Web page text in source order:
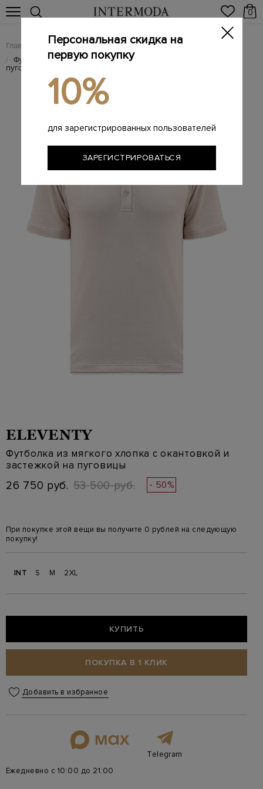
0
Главная Мужчинам / Одежда / Футболки
/ Футболка из мягкого хлопка с окантовкой и застежкой на
пуговицы
ELEVENTY
Футболка из мягкого хлопка с окантовкой и
застежкой на пуговицы
26 750 руб. 53 500 руб. - 50%
При покупке этой вещи вы получите 0 рублей на следующую
покупку!
INT S M 2XL
КУПИТЬ
ПОКУПКА В 1 КЛИК
Добавить в избранное
Telegram
Ежедневно с 10:00 до 21:00
Персональная скидка на
первую покупку
10%
для зарегистрированных пользователей
ЗАРЕГИСТРИРОВАТЬСЯ